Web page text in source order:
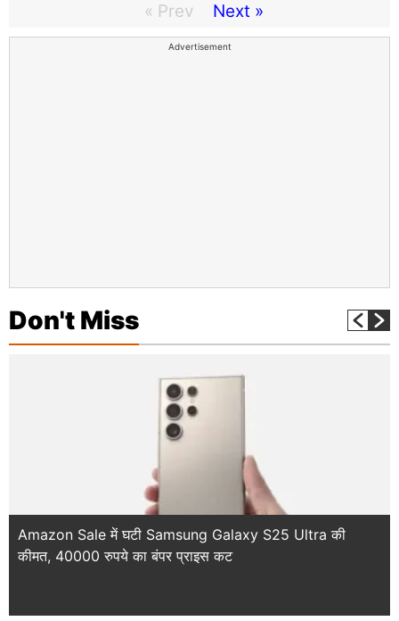
« Prev Next »
Advertisement
Don't Miss
Amazon Sale में घटी Samsung Galaxy S25 Ultra की
कीमत, 40000 रुपये का बंपर प्राइस कट